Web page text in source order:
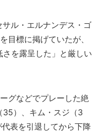
ル・エルナンデス・ゴ
目標に掲げていたが、
を露呈した」と厳しい
グなどでプレーした絶
35）、キム・スジ（3
表を引退してから下降